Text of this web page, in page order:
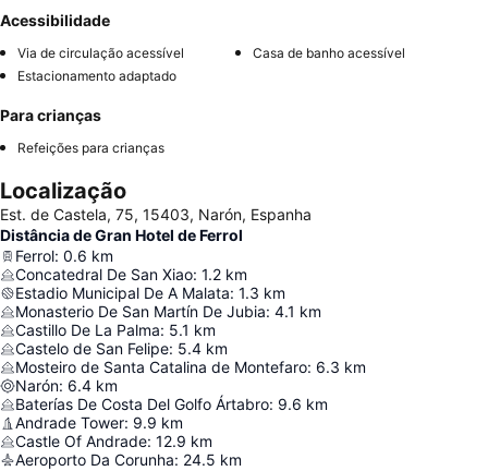
Acessibilidade
Via de circulação acessível
Casa de banho acessível
Estacionamento adaptado
Para crianças
Refeições para crianças
Localização
Est. de Castela, 75, 15403, Narón, Espanha
Distância de Gran Hotel de Ferrol
Ferrol: 0.6 km
Concatedral De San Xiao: 1.2 km
Estadio Municipal De A Malata: 1.3 km
Monasterio De San Martín De Jubia: 4.1 km
Castillo De La Palma: 5.1 km
Castelo de San Felipe: 5.4 km
Mosteiro de Santa Catalina de Montefaro: 6.3 km
Narón: 6.4 km
Baterías De Costa Del Golfo Ártabro: 9.6 km
Andrade Tower: 9.9 km
Castle Of Andrade: 12.9 km
Aeroporto Da Corunha: 24.5 km